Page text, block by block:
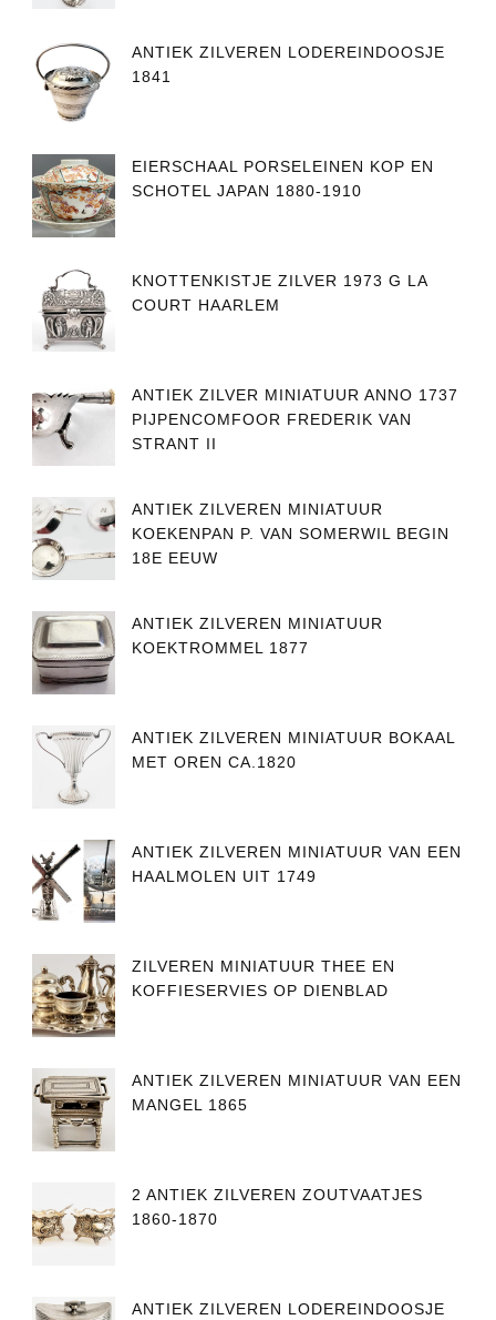
ANTIEK ZILVEREN LODEREINDOOSJE
1841
EIERSCHAAL PORSELEINEN KOP EN
SCHOTEL JAPAN 1880-1910
KNOTTENKISTJE ZILVER 1973 G LA
COURT HAARLEM
ANTIEK ZILVER MINIATUUR ANNO 1737
PIJPENCOMFOOR FREDERIK VAN
STRANT II
ANTIEK ZILVEREN MINIATUUR
KOEKENPAN P. VAN SOMERWIL BEGIN
18E EEUW
ANTIEK ZILVEREN MINIATUUR
KOEKTROMMEL 1877
ANTIEK ZILVEREN MINIATUUR BOKAAL
MET OREN CA.1820
ANTIEK ZILVEREN MINIATUUR VAN EEN
HAALMOLEN UIT 1749
ZILVEREN MINIATUUR THEE EN
KOFFIESERVIES OP DIENBLAD
ANTIEK ZILVEREN MINIATUUR VAN EEN
MANGEL 1865
2 ANTIEK ZILVEREN ZOUTVAATJES
1860-1870
ANTIEK ZILVEREN LODEREINDOOSJE